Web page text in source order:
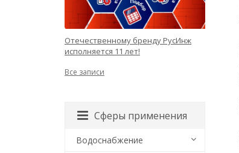
Отечественному бренду РусИнж
исполняется 11 лет!
Все записи
Сферы применения
Водоснабжение